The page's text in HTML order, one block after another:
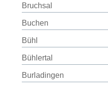
Bruchsal
Buchen
Bühl
Bühlertal
Burladingen